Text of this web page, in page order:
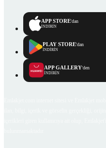
APP STORE'dan
İNDİRİN
PLAY STORE'dan
İNDİRİN
APP GALLERY'den
İNDİRİN